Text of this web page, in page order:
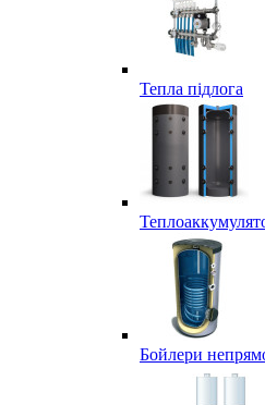
Тепла підлога
Бойлери